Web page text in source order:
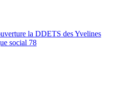
la DDETS des Yvelines
social 78